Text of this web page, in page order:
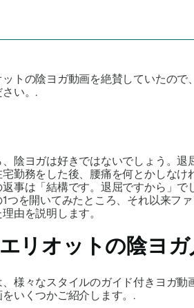
トの陰ヨガ動画を絶賛していたの
い。.
陰ヨガは好きではないでしょう。
勤務をした後、腰痛を何とかしな
事は「結構です。退屈ですから」で
つを開いてみたところ、それ以来フ
由を説明します。
リオットの陰ヨ
、様々なスタイルのガイド付きヨガ
いくつかご紹介します。.